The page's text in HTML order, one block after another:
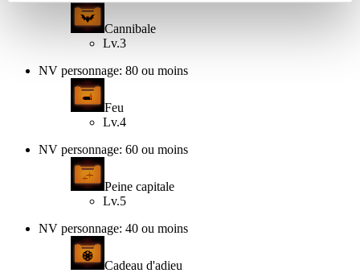
Cannibale
Lv.3
NV personnage: 80 ou moins
Feu
Lv.4
NV personnage: 60 ou moins
Peine capitale
Lv.5
NV personnage: 40 ou moins
Cadeau d'adieu